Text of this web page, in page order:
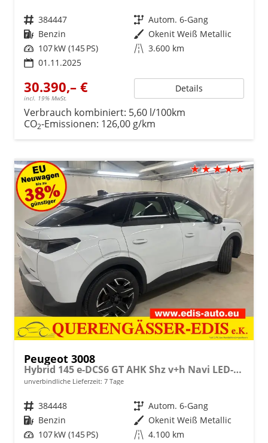
Fahrzeugnr. 384447 Getriebe Autom. 6-Gang
Kraftstoff Benzin Außenfarbe Okenit Weiß Metallic
Leistung 107 kW (145 PS) Kilometerstand 3.600 km
01.11.2025
30.390,– €
incl. 19% MwSt.
Details
Verbrauch kombiniert: 5,60 l/100km
CO2-Emissionen: 126,00 g/km
Peugeot 3008
Hybrid 145 e-DCS6 GT AHK Shz v+h Navi LED-Pixel
unverbindliche Lieferzeit: 7 Tage
Fahrzeugnr. 384448 Getriebe Autom. 6-Gang
Kraftstoff Benzin Außenfarbe Okenit Weiß Metallic
Leistung 107 kW (145 PS) Kilometerstand 4.100 km